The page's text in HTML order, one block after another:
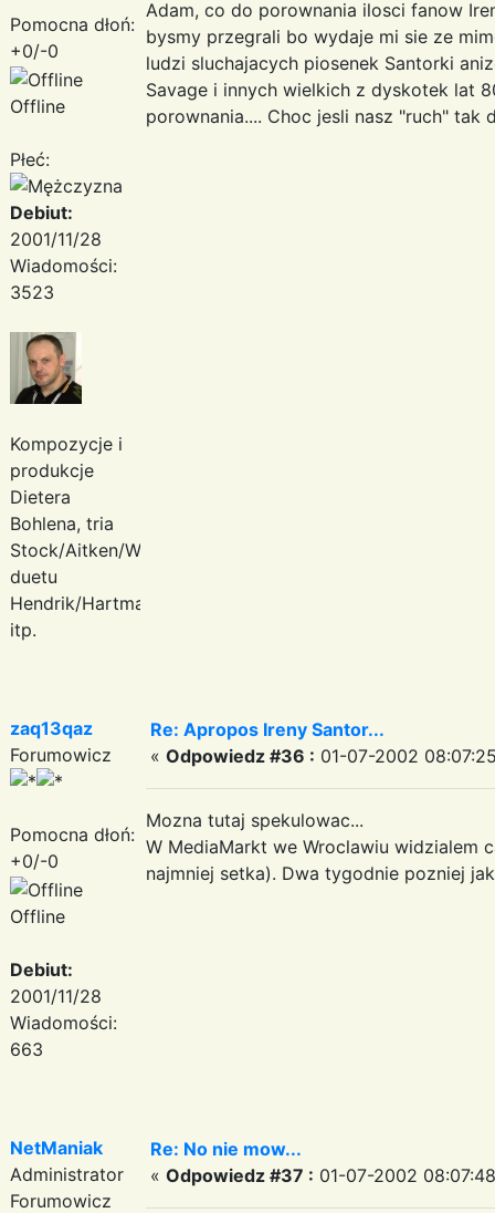
Pomocna dłoń:
+0/-0
Offline
Płeć:
Debiut:
2001/11/28
Wiadomości:
3523
Kompozycje i
produkcje
Dietera
Bohlena, tria
Stock/Aitken/Waterman,
duetu
Hendrik/Hartmann
itp.
Adam, co do porownania ilosci fanow
bysmy przegrali bo wydaje mi sie ze
ludzi sluchajacych piosenek Santorki
Savage i innych wielkich z dyskotek lat
porownania.... Choc jesli nasz "ruch" tak
zaq13qaz
Forumowicz
Pomocna dłoń:
+0/-0
Offline
Debiut:
2001/11/28
Wiadomości:
663
Re: Apropos Ireny Santor...
« Odpowiedz #36 : 01-07-2002
Mozna tutaj spekulowac...
W MediaMarkt we Wroclawiu widzialem
najmniej setka). Dwa tygodnie pozniej
NetManiak
Administrator
Forumowicz
Re: No nie mow...
« Odpowiedz #37 : 01-07-2002